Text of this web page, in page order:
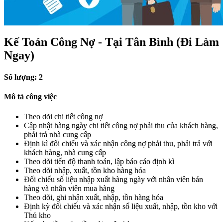
Kế Toán Công Nợ - Tại Tân Bình (Đi Làm
Ngay)
Số lượng: 2
Mô tả công việc
Theo dõi chi tiết công nợ
Cập nhật hàng ngày chi tiết công nợ phải thu của khách hàng,
phải trả nhà cung cấp
Định kì đối chiếu và xác nhận công nợ phải thu, phải trả với
khách hàng, nhà cung cấp
Theo dõi tiến độ thanh toán, lập báo cáo định kì
Theo dõi nhập, xuất, tồn kho hàng hóa
Đối chiếu số liệu nhập xuất hàng ngày với nhân viên bán
hàng và nhân viên mua hàng
Theo dõi, ghi nhận xuất, nhập, tồn hàng hóa
Định kỳ đối chiếu và xác nhận số liệu xuất, nhập, tồn kho với
Thủ kho